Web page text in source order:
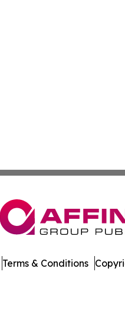
Terms & Conditions